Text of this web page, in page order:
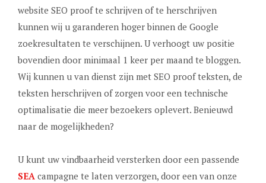
website SEO proof te schrijven of te herschrijven
kunnen wij u garanderen hoger binnen de Google
zoekresultaten te verschijnen. U verhoogt uw positie
bovendien door minimaal 1 keer per maand te bloggen.
Wij kunnen u van dienst zijn met SEO proof teksten, de
teksten herschrijven of zorgen voor een technische
optimalisatie die meer bezoekers oplevert. Benieuwd
naar de mogelijkheden?
U kunt uw vindbaarheid versterken door een passende
SEA campagne te laten verzorgen, door een van onze